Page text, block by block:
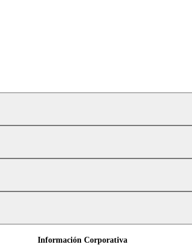
Información Corporativa